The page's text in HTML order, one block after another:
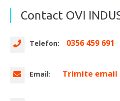
Contact OVI
Telefon: 0356 459 691
Email: Trimite email